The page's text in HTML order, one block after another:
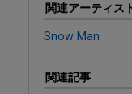
関連アーティス
Snow Man
関連記事